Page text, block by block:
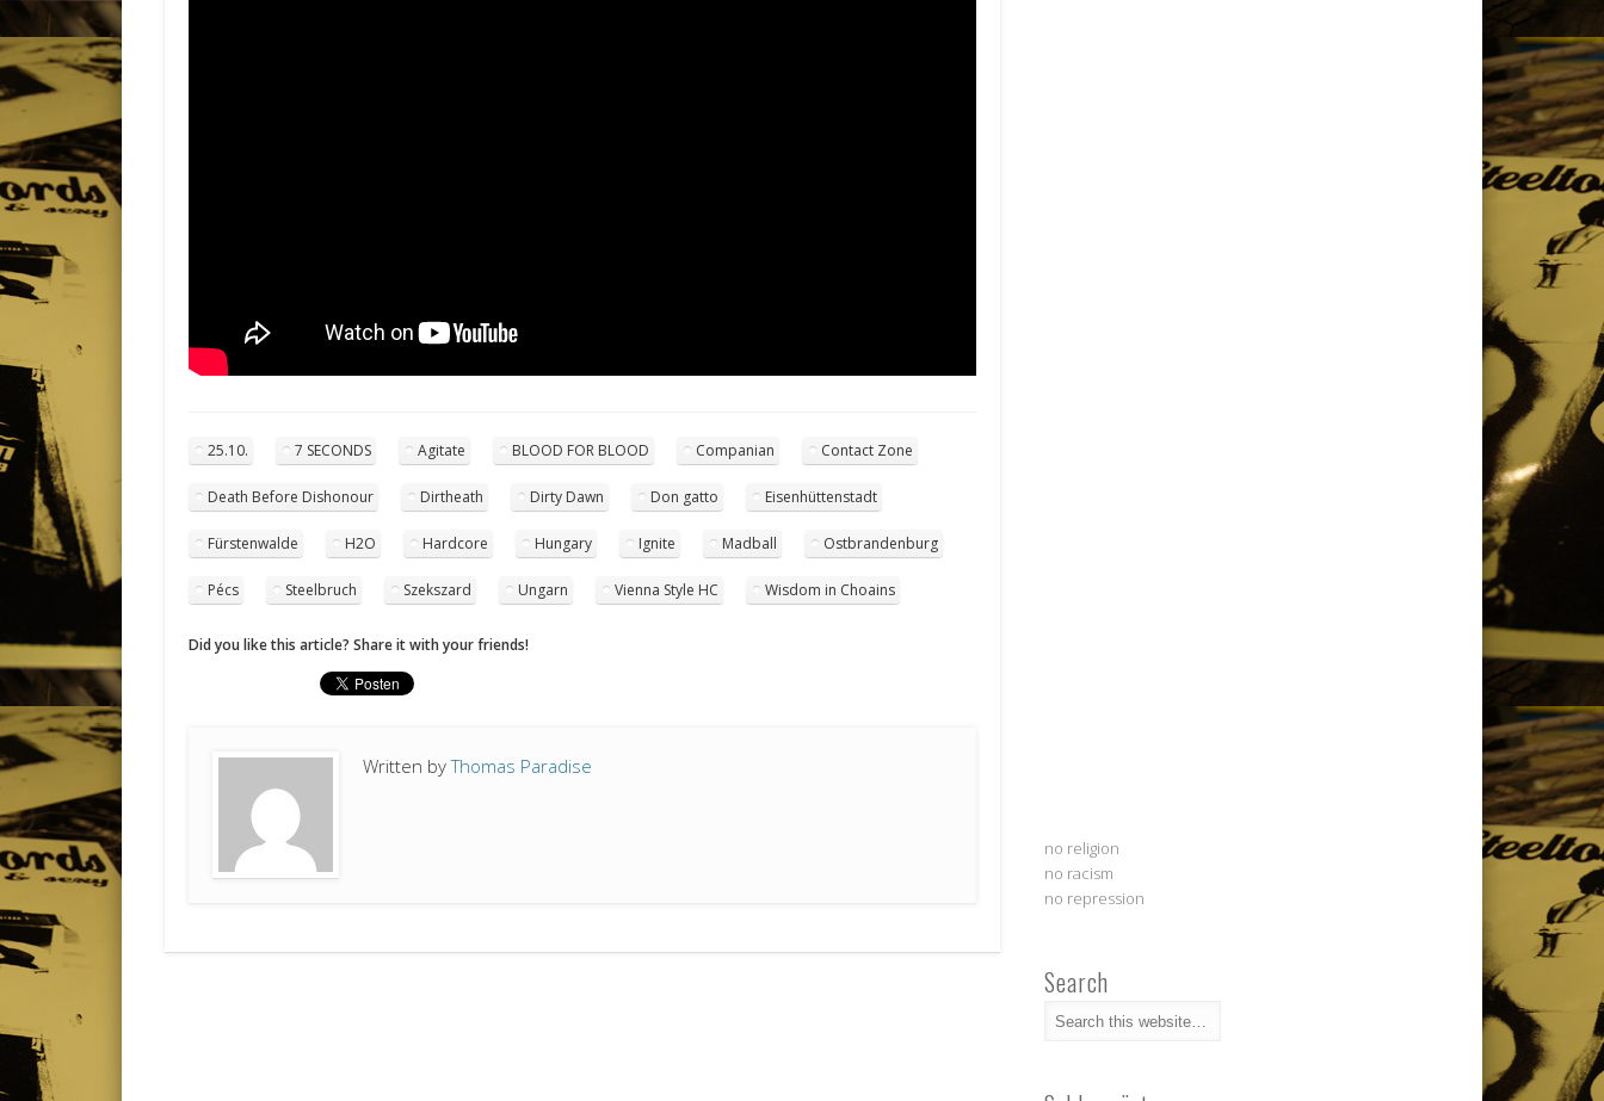
25.10. 7 SECONDS Agitate BLOOD FOR BLOOD Companian Contact Zone
Death Before Dishonour Dirtheath Dirty Dawn Don gatto Eisenhüttenstadt
Fürstenwalde H2O Hardcore Hungary Ignite Madball Ostbrandenburg
Pécs Steelbruch Szekszard Ungarn Vienna Style HC Wisdom in Choains
Did you like this article? Share it with your friends!
Written byThomas Paradise
no religion
no racism
no repression
Search